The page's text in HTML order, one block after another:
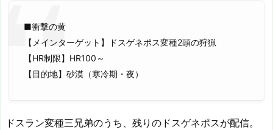
■衝撃の黄
【メインターゲット】ドスゲネポス変種2頭の狩猟
【HR制限】HR100～
【目的地】砂漠（寒冷期・夜）
ドスラン変種三兄弟のうち、残りのドスゲネポスが配信。